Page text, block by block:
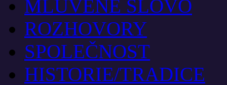
MLUVENÉ SLOVO
ROZHOVORY
SPOLEČNOST
HISTORIE/TRADICE